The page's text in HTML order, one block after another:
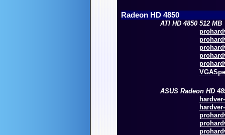
Radeon HD 4850
ATI HD 4850 512 MB
ASUS Radeon HD